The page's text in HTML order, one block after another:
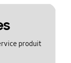
produit